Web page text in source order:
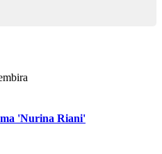
'Nurina Riani'